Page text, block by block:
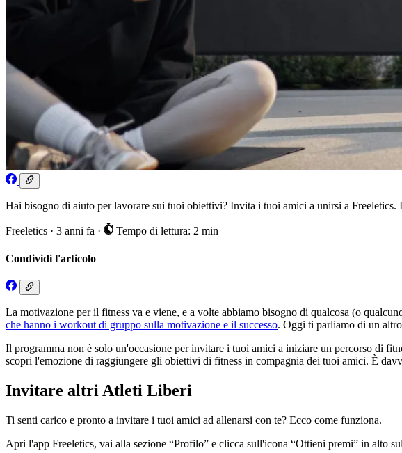
Hai bisogno di aiuto per lavorare sui tuoi obiettivi? Invita i tuoi amici a unirsi a Freeletics.
Freeletics · 3 anni fa · Tempo di lettura: 2 min
Condividi l'articolo
La motivazione per il fitness va e viene, e a volte abbiamo bisogno di qualcosa (o
che hanno i workout di gruppo sulla motivazione e il successo. Oggi ti parliamo di un
Il programma non è solo un'occasione per invitare i tuoi amici a iniziare un percorso di
scopri l'emozione di raggiungere gli obiettivi di fitness in compagnia dei tuoi amici. È
Invitare altri Atleti Liberi
Ti senti carico e pronto a invitare i tuoi amici ad allenarsi con te? Ecco come funziona.
Apri l'app Freeletics, vai alla sezione “Profilo” e clicca sull'icona “Ottieni premi” in alto